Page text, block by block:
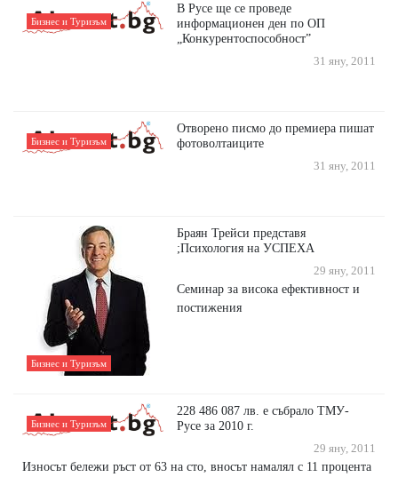
Бизнес и Туризъм
В Русе ще се проведе
информационен ден по ОП
„Конкурентоспособност”
31 яну, 2011
Бизнес и Туризъм
Отворено писмо до премиера пишат
фотоволтаиците
31 яну, 2011
Бизнес и Туризъм
Браян Трейси представя
;Психология на УСПЕХА
29 яну, 2011
Семинар за висока ефективност и
постижения
Бизнес и Туризъм
228 486 087 лв. е събрало ТМУ-
Русе за 2010 г.
29 яну, 2011
Износът бележи ръст от 63 на сто, вносът намалял с 11 процента